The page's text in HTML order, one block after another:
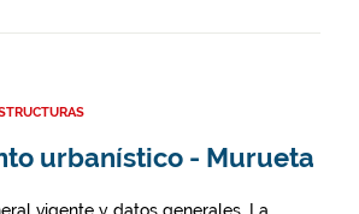
urbanístico - Murueta